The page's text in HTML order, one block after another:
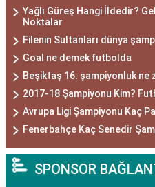
Yağlı Güreş Hangi İldedir?
Noktalar
Filenin Sultanları dünya
Goal ne demek futbolda
Beşiktaş 16. şampiyonluk ne
2017-18 Şampiyonu Kim?
Avrupa Ligi Şampiyonu Kaç
Fenerbahçe Kaç Senedir
SPONSOR